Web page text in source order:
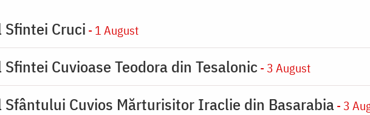
Cruci - 1 August
Cuvioase Teodora din Tesalonic - 3 August
Cuvios Mărturisitor Iraclie din Basarabia- 3